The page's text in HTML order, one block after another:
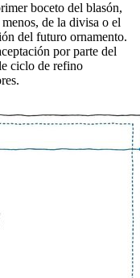
boceto del blasón,
de la divisa o el
del futuro ornamento.
por parte del
ciclo de refino